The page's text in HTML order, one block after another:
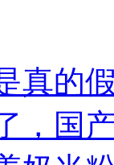
真的
，国